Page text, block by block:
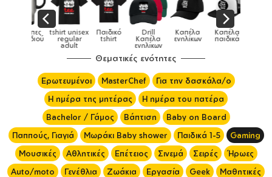
Drill
Καπέλα
ενηλίκων
Καπέλα
ενηλίκων
Καπέλα
παιδικά Κούπες Κούπες
ειδικές
Θεματικές ενότητες
Ερωτευμένοι MasterChef
Για την δασκάλα/ο
Η ημέρα της μητέρας
Η ημέρα του πατέρα
Bachelor / Γάμος
Βάπτιση
Baby on Board
Παππούς, Γιαγιά
Μωράκι Baby shower Παιδικά 1-5
Gaming
Μουσικές
Αθλητικές Επέτειος Σινεμά Σειρές
Ήρωες
Auto/moto
Γενέθλια Ζωάκια Εργασία Geek
Μαθητικές